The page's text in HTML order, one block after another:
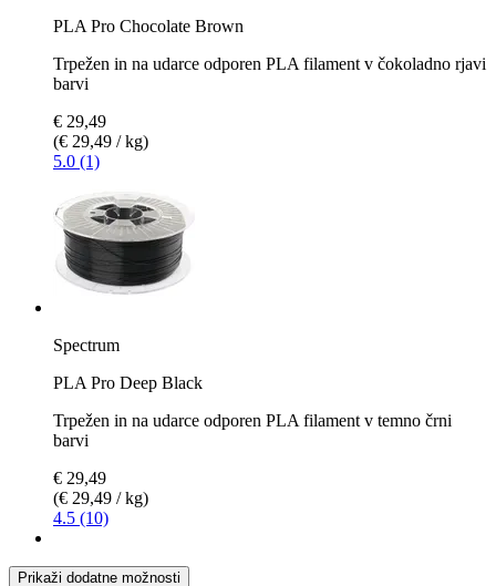
PLA Pro Chocolate Brown
Trpežen in na udarce odporen PLA filament v čokoladno rjavi
barvi
€ 29,49
(€ 29,49 / kg)
5.0 (1)
Spectrum
PLA Pro Deep Black
Trpežen in na udarce odporen PLA filament v temno črni
barvi
€ 29,49
(€ 29,49 / kg)
4.5 (10)
Prikaži dodatne možnosti